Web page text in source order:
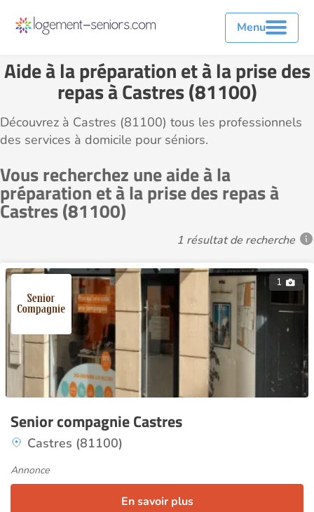
Menu
Aide à la préparation et à la prise des
repas à Castres (81100)
Découvrez à Castres (81100) tous les professionnels
des services à domicile pour séniors.
Vous recherchez une aide à la
préparation et à la prise des repas à
Castres (81100)
1 résultat de recherche
1
Senior compagnie Castres
Castres (81100)
Annonce
En savoir plus